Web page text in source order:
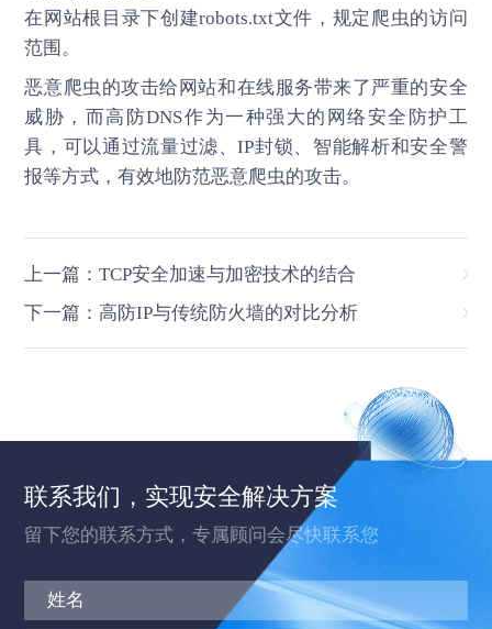
在网站根目录下创建robots.txt文件，规定爬虫的访问
范围。
恶意爬虫的攻击给网站和在线服务带来了严重的安全
威胁，而高防DNS作为一种强大的网络安全防护工
具，可以通过流量过滤、IP封锁、智能解析和安全警
报等方式，有效地防范恶意爬虫的攻击。
上一篇：TCP安全加速与加密技术的结合
下一篇：高防IP与传统防火墙的对比分析
联系我们，实现安全解决方案
留下您的联系方式，专属顾问会尽快联系您